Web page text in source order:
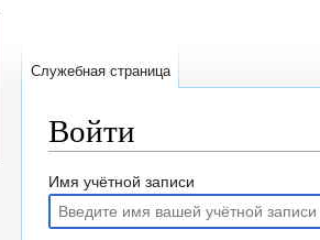
Войти
Перейти
навигации
Перейти
поиску
Имя учётной записи
Служебная страница